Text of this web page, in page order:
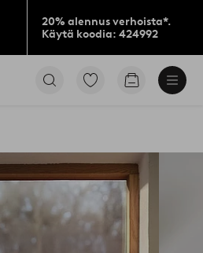
20% alennus verhoista*.
Käytä koodia: 424992
Siirry
Siirry